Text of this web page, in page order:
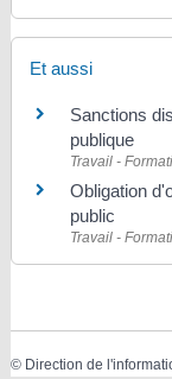
Et aussi
Sanctions
publique
Travail -
Obligation
public
Travail -
© Direction de